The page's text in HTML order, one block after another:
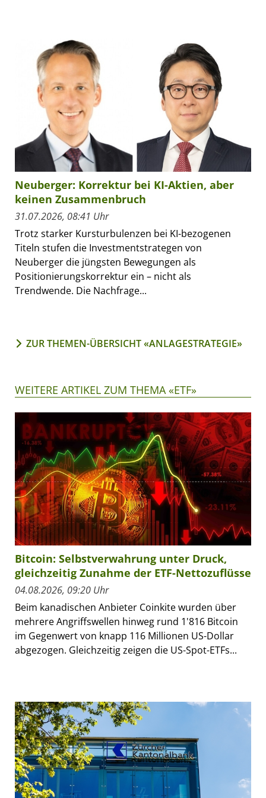
Neuberger: Korrektur bei KI-Aktien, aber
keinen Zusammenbruch
31.07.2026, 08:41 Uhr
Trotz starker Kursturbulenzen bei KI-bezogenen
Titeln stufen die Investmentstrategen von
Neuberger die jüngsten Bewegungen als
Positionierungskorrektur ein – nicht als
Trendwende. Die Nachfrage...
ZUR THEMEN-ÜBERSICHT «ANLAGESTRATEGIE»
WEITERE ARTIKEL ZUM THEMA «ETF»
Bitcoin: Selbstverwahrung unter Druck,
gleichzeitig Zunahme der ETF-Nettozuflüsse
04.08.2026, 09:20 Uhr
Beim kanadischen Anbieter Coinkite wurden über
mehrere Angriffswellen hinweg rund 1'816 Bitcoin
im Gegenwert von knapp 116 Millionen US-Dollar
abgezogen. Gleichzeitig zeigen die US-Spot-ETFs...